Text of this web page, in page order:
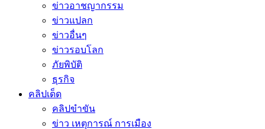
ข่าวอาชญากรรม
ข่าวแปลก
ข่าวอื่นๆ
ข่าวรอบโลก
ภัยพิบัติ
ธุรกิจ
คลิปเด็ด
คลิปขำขัน
ข่าว เหตุการณ์ การเมือง